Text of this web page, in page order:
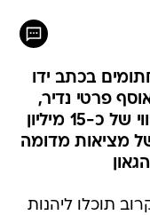
בכתב ידו
פרטי נדיר,
יוצגו הקיץ לראשונה בישראל בשווי של כ-15 מיליון
מציאות מדומה
תוכלו ליהנות